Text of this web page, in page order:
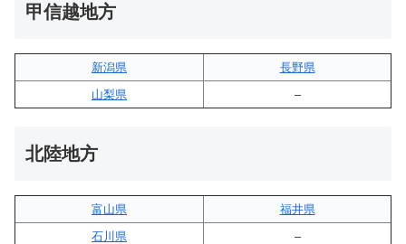
甲信越地方
新潟県
長野県
山梨県
–
北陸地方
富山県
福井県
石川県
–